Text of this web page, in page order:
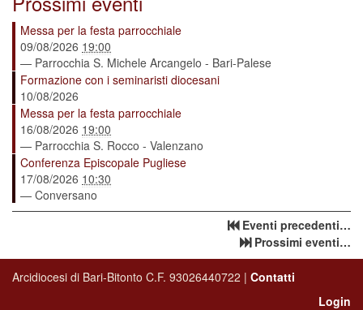
Messa per la festa parrocchiale
09/08/2026 19:00
— Parrocchia S. Michele Arcangelo - Bari-Palese
Formazione con i seminaristi diocesani
10/08/2026
Messa per la festa parrocchiale
16/08/2026 19:00
— Parrocchia S. Rocco - Valenzano
Conferenza Episcopale Pugliese
17/08/2026 10:30
— Conversano
Eventi precedenti…
Prossimi eventi…
Arcidiocesi di Bari-Bitonto C.F. 93026440722 | Contatti
Login